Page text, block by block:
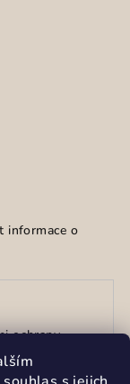
informace o
ochrany